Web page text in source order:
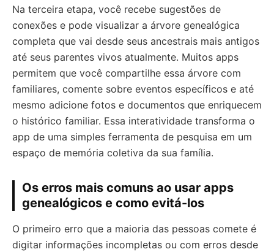
Na terceira etapa, você recebe sugestões de
conexões e pode visualizar a árvore genealógica
completa que vai desde seus ancestrais mais antigos
até seus parentes vivos atualmente. Muitos apps
permitem que você compartilhe essa árvore com
familiares, comente sobre eventos específicos e até
mesmo adicione fotos e documentos que enriquecem
o histórico familiar. Essa interatividade transforma o
app de uma simples ferramenta de pesquisa em um
espaço de memória coletiva da sua família.
Os erros mais comuns ao usar apps
genealógicos e como evitá-los
O primeiro erro que a maioria das pessoas comete é
digitar informações incompletas ou com erros desde